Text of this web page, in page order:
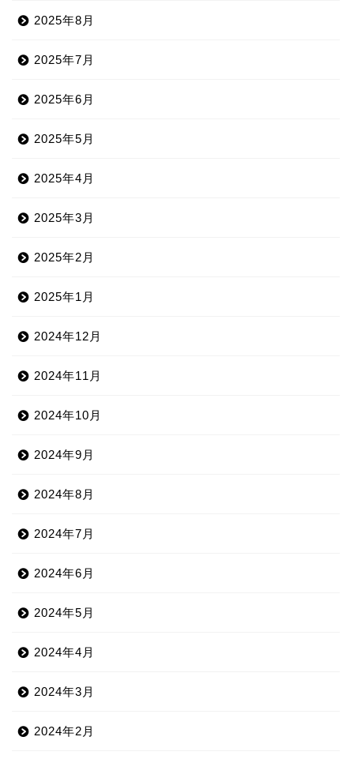
2025年8月
2025年7月
2025年6月
2025年5月
2025年4月
2025年3月
2025年2月
2025年1月
2024年12月
2024年11月
2024年10月
2024年9月
2024年8月
2024年7月
2024年6月
2024年5月
2024年4月
2024年3月
2024年2月